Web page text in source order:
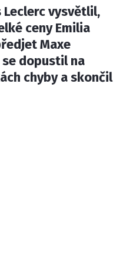
/ COOKIES
F1NEWS.cz je
s.r.o., IČ: 118 23 054
Leclerc vysvětlil,
ceny Emilia
Maxe
dopustil na
chyby a skončil